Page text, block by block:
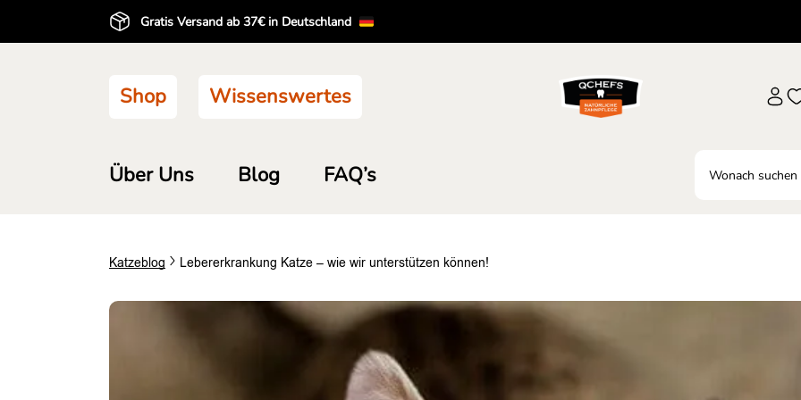
Gratis Versand ab 37€ in Deutschland
Shop Wissenswertes
Über Uns Blog FAQ’s
Katzeblog Lebererkrankung Katze – wie wir unterstützen können!